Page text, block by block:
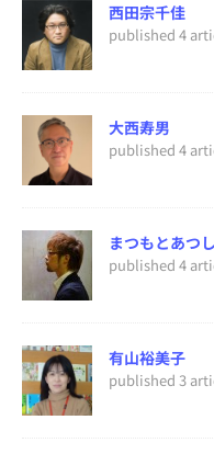
西田宗千佳
published 4
大西寿男
published 4
まつもとあつし
published 4
有山裕美子
published 3